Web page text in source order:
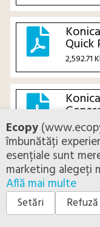
Quick
2,592.71
4,532.49
3,345.79
Ecopy
îmbunătăți
esențiale sunt
marketing alegeți
Află mai multe
Setări